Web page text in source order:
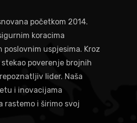
početkom 2014.
koracima
poslovnim uspjesima. Kroz
stekao poverenje brojnih
lider. Naša
i inovacijama
rastemo i širimo svoj